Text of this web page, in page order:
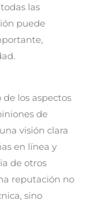
las
puede
los aspectos
de
visión clara
en línea y
de otros
reputación no
sino